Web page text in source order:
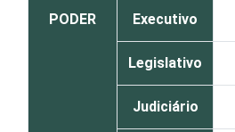
PODER Executivo
Legislativo
Judiciário